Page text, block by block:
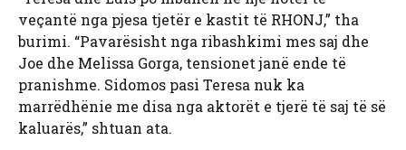
veçantë nga pjesa tjetër e kastit të RHONJ,” tha
burimi. “Pavarësisht nga ribashkimi mes saj dhe
Joe dhe Melissa Gorga, tensionet janë ende të
pranishme. Sidomos pasi Teresa nuk ka
marrëdhënie me disa nga aktorët e tjerë të saj të së
kaluarës,” shtuan ata.